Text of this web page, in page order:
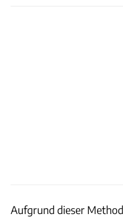
Aufgrund dieser